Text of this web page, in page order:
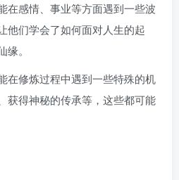
在感情、事业等方面遇到一些波
他们学会了如何面对人生的起
。
在修炼过程中遇到一些特殊的机
获得神秘的传承等，这些都可能